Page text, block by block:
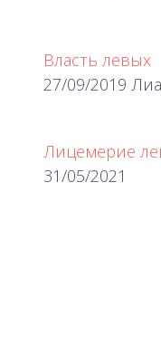
Власть левых
27/09/2019
Лицемерие
31/05/2021